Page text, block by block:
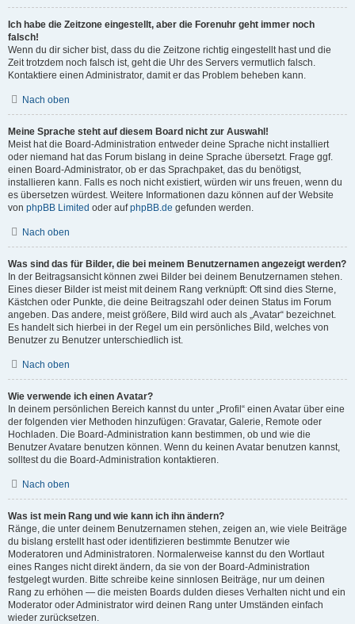
Ich habe die Zeitzone eingestellt, aber die Forenuhr geht immer noch
falsch!
Wenn du dir sicher bist, dass du die Zeitzone richtig eingestellt hast und die
Zeit trotzdem noch falsch ist, geht die Uhr des Servers vermutlich falsch.
Kontaktiere einen Administrator, damit er das Problem beheben kann.
Nach oben
Meine Sprache steht auf diesem Board nicht zur Auswahl!
Meist hat die Board-Administration entweder deine Sprache nicht installiert
oder niemand hat das Forum bislang in deine Sprache übersetzt. Frage ggf.
einen Board-Administrator, ob er das Sprachpaket, das du benötigst,
installieren kann. Falls es noch nicht existiert, würden wir uns freuen, wenn du
es übersetzen würdest. Weitere Informationen dazu können auf der Website
von phpBB Limited oder aufphpBB.de gefunden werden.
Nach oben
Was sind das für Bilder, die bei meinem Benutzernamen angezeigt werden?
In der Beitragsansicht können zwei Bilder bei deinem Benutzernamen stehen.
Eines dieser Bilder ist meist mit deinem Rang verknüpft: Oft sind dies Sterne,
Kästchen oder Punkte, die deine Beitragszahl oder deinen Status im Forum
angeben. Das andere, meist größere, Bild wird auch als „Avatar“ bezeichnet.
Es handelt sich hierbei in der Regel um ein persönliches Bild, welches von
Benutzer zu Benutzer unterschiedlich ist.
Nach oben
Wie verwende ich einen Avatar?
In deinem persönlichen Bereich kannst du unter „Profil“ einen Avatar über eine
der folgenden vier Methoden hinzufügen: Gravatar, Galerie, Remote oder
Hochladen. Die Board-Administration kann bestimmen, ob und wie die
Benutzer Avatare benutzen können. Wenn du keinen Avatar benutzen kannst,
solltest du die Board-Administration kontaktieren.
Nach oben
Was ist mein Rang und wie kann ich ihn ändern?
Ränge, die unter deinem Benutzernamen stehen, zeigen an, wie viele Beiträge
du bislang erstellt hast oder identifizieren bestimmte Benutzer wie
Moderatoren und Administratoren. Normalerweise kannst du den Wortlaut
eines Ranges nicht direkt ändern, da sie von der Board-Administration
festgelegt wurden. Bitte schreibe keine sinnlosen Beiträge, nur um deinen
Rang zu erhöhen — die meisten Boards dulden dieses Verhalten nicht und ein
Moderator oder Administrator wird deinen Rang unter Umständen einfach
wieder zurücksetzen.